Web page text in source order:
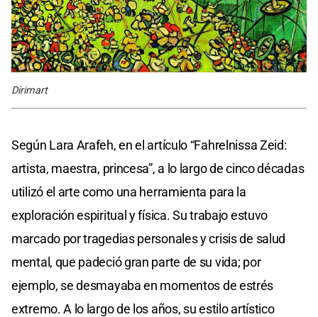
Dirimart
Según Lara Arafeh, en el artículo “Fahrelnissa Zeid:
artista, maestra, princesa”, a lo largo de cinco décadas
utilizó el arte como una herramienta para la
exploración espiritual y física. Su trabajo estuvo
marcado por tragedias personales y crisis de salud
mental, que padeció gran parte de su vida; por
ejemplo, se desmayaba en momentos de estrés
extremo. A lo largo de los años, su estilo artístico